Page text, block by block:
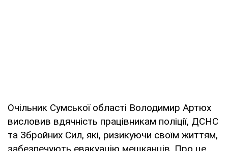
Очільник Сумської області Володимир Артюх
висловив вдячність працівникам поліції, ДСНС
та Збройних Сил, які, ризикуючи своїм життям,
забезпечують евакуацію мешканців. Про це